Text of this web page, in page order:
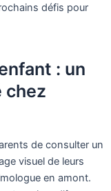
défis pour
: un
chez
de consulter un
visuel de leurs
en amont.